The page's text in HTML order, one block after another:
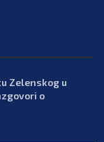
Zelenskog u
o